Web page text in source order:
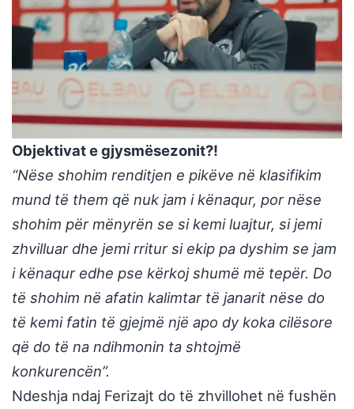
Objektivat e gjysmësezonit?!
“Nëse shohim renditjen e pikëve në klasifikim
mund të them që nuk jam i kënaqur, por nëse
shohim për mënyrën se si kemi luajtur, si jemi
zhvilluar dhe jemi rritur si ekip pa dyshim se jam
i kënaqur edhe pse kërkoj shumë më tepër. Do
të shohim në afatin kalimtar të janarit nëse do
të kemi fatin të gjejmë një apo dy koka cilësore
që do të na ndihmonin ta shtojmë
konkurencën”.
Ndeshja ndaj Ferizajt do të zhvillohet në fushën